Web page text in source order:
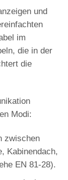
und
im
die in der
die
Modi:
zwischen
Kabinendach,
EN 81-28).